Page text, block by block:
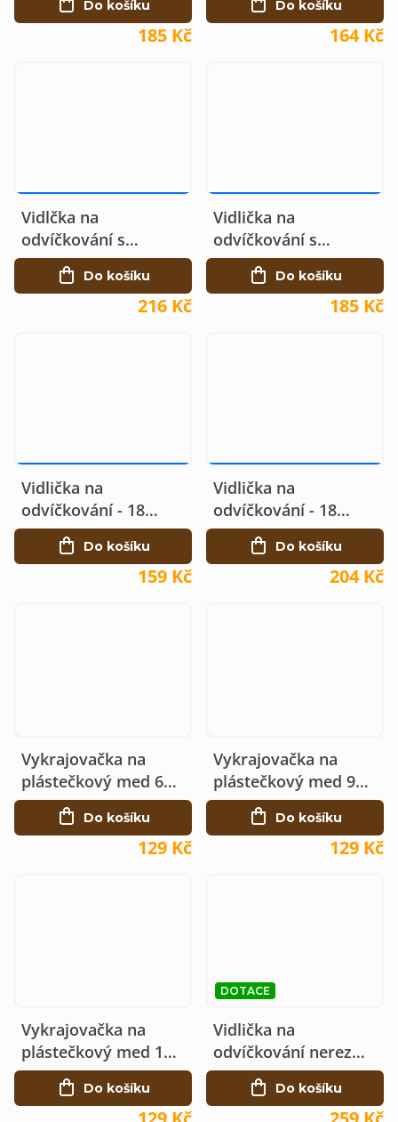
185 Kč
Do košíku
164 Kč
Do košíku
Vidlčka na
odvíčkování s
vodícím břitem - 26
jehel, nerez
216 Kč
Do košíku
Vidlička na
odvíčkování s
vodícím břitem - 16
185 Kč
Do košíku
Vidlička na
odvíčkování - 18
jehel, nerez
159 Kč
Do košíku
Vidlička na
odvíčkování - 18
zalomených jehel
204 Kč
Do košíku
Vykrajovačka na
plástečkový med 60
x 90
129 Kč
Do košíku
Vykrajovačka na
plástečkový med 95
x 95
129 Kč
Do košíku
Vykrajovačka na
plástečkový med 105
x 105
Do košíku
DOTACE
Vidlička na
odvíčkování nerez
rovná, 16 jehel
Do košíku